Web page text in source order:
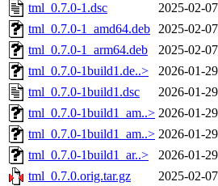
tml_0.7.0-1.dsc
2025-02-
tml_0.7.0-1_amd64.deb 2025-02-
tml_0.7.0-1_arm64.deb
2025-02-
tml_0.7.0-1build1.de..>
2026-01-
tml_0.7.0-1build1.dsc
2026-01-
tml_0.7.0-1build1_am..> 2026-01-
tml_0.7.0-1build1_am..> 2026-01-
tml_0.7.0-1build1_ar..>
2026-01-
tml_0.7.0.orig.tar.gz
2025-02-